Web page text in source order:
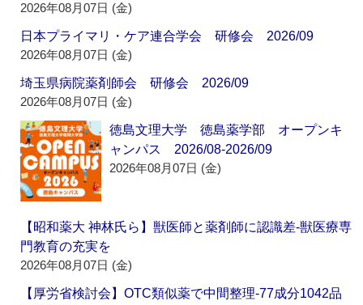
2026年08月07日 (金)
日本プライマリ・ケア連合学会 研修会 2026/09
2026年08月07日 (金)
埼玉県病院薬剤師会 研修会 2026/09
2026年08月07日 (金)
徳島文理大学 徳島薬学部 オープンキ
ャンパス 2026/08-2026/09
2026年08月07日 (金)
【昭和薬大 神林氏ら】獣医師と薬剤師に認識差‐獣医療専
門教育の充実を
2026年08月07日 (金)
【厚労省検討会】OTC類似薬で中間整理‐77成分1042品